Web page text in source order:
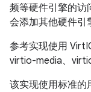
频等硬件引擎的访
会添加其他硬件引
参考实现使用
virtio-media、
该实现使用标准的